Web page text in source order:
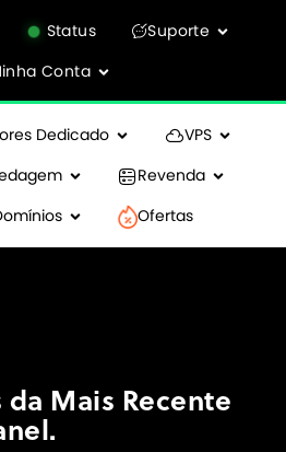
Status
Suporte
Conta
Dedicado
VPS
Revenda
Ofertas
Mais Recente